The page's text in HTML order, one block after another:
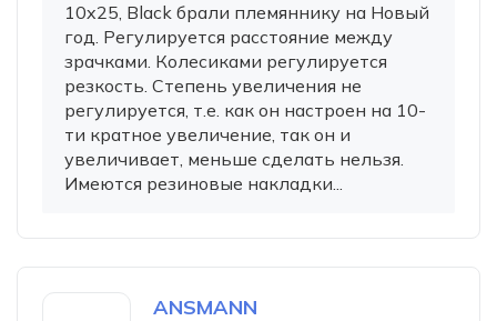
10x25, Black брали племяннику на Новый
год. Регулируется расстояние между
зрачками. Колесиками регулируется
резкость. Степень увеличения не
регулируется, т.е. как он настроен на 10-
ти кратное увеличение, так он и
увеличивает, меньше сделать нельзя.
Имеются резиновые накладки...
ANSMANN